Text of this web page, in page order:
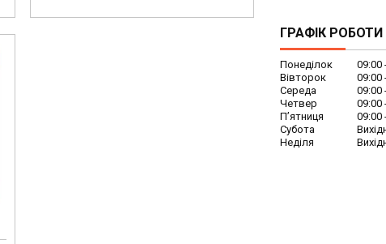
ГРАФІК РОБОТИ
Понеділок 09:00
Вівторок
09:00
Середа
09:00
Четвер
09:00
Пʼятниця
09:00
Субота
Неділя